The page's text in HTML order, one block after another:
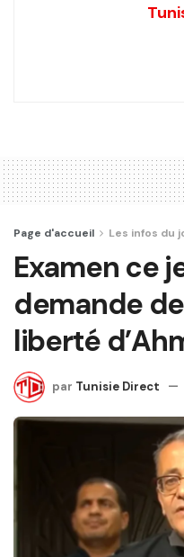
Page d'accueil Les infos du
Examen ce
demande
liberté
par Tunisie Direct